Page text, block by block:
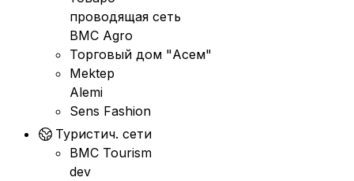
проводящая сеть
BMC Agro
Торговый дом "Асем"
Mektep
Alemi
Sens Fashion
Туристич. сети
BMC Tourism
dev